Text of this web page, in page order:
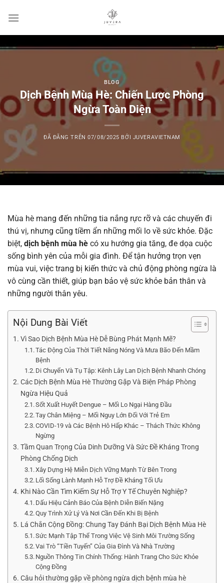
đến
BLOG
Dịch Bệnh Mùa Hè: Chiến Lược Phòng
Ngừa Toàn Diện
ĐÃ ĐĂNG TRÊN07/08/2025 BỞI JUVERAVIETNAM
Mùa hè mang đến những tia nắng rực rỡ và các chuyến đi
thú vị, nhưng cũng tiềm ẩn những mối lo về sức khỏe. Đặc
biệt, dịch bệnh mùa hè có xu hướng gia tăng, đe dọa cuộc
sống bình yên của mỗi gia đình. Để tận hưởng trọn vẹn
mùa vui, việc trang bị kiến thức và chủ động phòng ngừa là
vô cùng cần thiết, giúp bạn bảo vệ sức khỏe bản thân và
những người thân yêu.
Nội Dung Bài Viết
Vì Sao Dịch Bệnh Mùa Hè Dễ Bùng Phát Mạnh Mẽ?
Tác Động Của Thời Tiết Nắng Nóng Và Mưa Bão Đến Mầm
Bệnh
Di Chuyển Và Tụ Tập: Kênh Lây Lan Dịch Bệnh Nhanh Chóng
Các Dịch Bệnh Mùa Hè Thường Gặp Và Biện Pháp Phòng
Ngừa Hiệu Quả
Sốt Xuất Huyết Dengue – Mối Lo Ngại Hàng Đầu
Tay Chân Miệng – Mối Nguy Lớn Đối Với Trẻ Em
COVID-19 và Các Bệnh Hô Hấp Khác – Thách Thức Không
Ngừng
Tầm Quan Trọng Của Dinh Dưỡng Và Sức Đề Kháng Trong
Phòng Chống Dịch
Xây Dựng Hệ Miễn Dịch Vững Mạnh Từ Bên Trong
Lối Sống Lành Mạnh Hỗ Trợ Đề Kháng Tối Ưu
Khi Nào Cần Tìm Kiếm Sự Hỗ Trợ Y Tế Chuyên Nghiệp?
Dấu Hiệu Cảnh Báo Của Bệnh Diễn Biến Nặng
Quy Trình Xử Lý Và Nơi Cần Đến Khi Bị Bệnh
Lá Chắn Cộng Đồng: Chung Tay Đánh Bại Dịch Bệnh Mùa Hè
Sức Mạnh Tập Thể Trong Việc Vệ Sinh Môi Trường Sống
Vai Trò “Tiền Tuyến” Của Gia Đình Và Nhà Trường
Nguồn Thông Tin Chính Thống: Hành Trang Cho Sức Khỏe
Cộng Đồng
Câu hỏi thường gặp về phòng ngừa dịch bệnh mùa hè